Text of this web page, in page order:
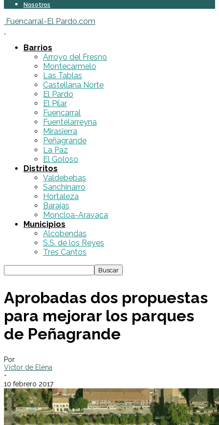
Nosotros
Fuencarral-El Pardo.com
Barrios
Arroyo del Fresno
Montecarmelo
Las Tablas
Castellana Norte
El Pardo
El Pilar
Fuencarral
Fuentelarreyna
Mirasierra
Peñagrande
La Paz
El Goloso
Distritos
Valdebebas
Sanchinarro
Hortaleza
Barajas
Moncloa-Aravaca
Municipios
Alcobendas
S.S. de los Reyes
Tres Cantos
Aprobadas dos propuestas
para mejorar los parques
de Peñagrande
Por
Víctor de Elena
-
10 febrero 2017